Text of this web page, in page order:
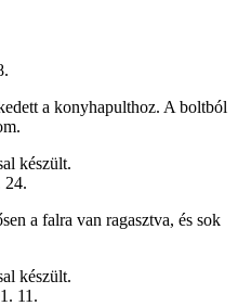
a konyhapulthoz. A boltból
készült.
24.
a falra van ragasztva, és sok
készült.
11.